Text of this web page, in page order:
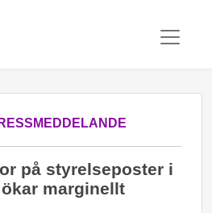
på styrelseposter i
marginellt